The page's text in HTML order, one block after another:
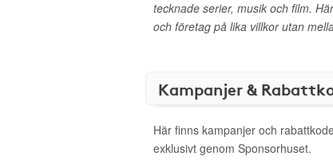
tecknade serier, musik och film.
och företag på lika villkor utan
Kampanjer &
Här finns kampanjer och
exklusivt genom Sponsorhuset.